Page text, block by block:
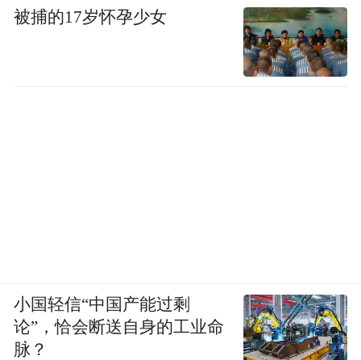
被捕的17岁怀孕少女
小国轻信“中国产能过剩
论”，恰会断送自身的工业命
脉？